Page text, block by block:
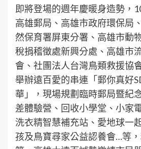
即將登場的週年慶暖身造勢，
高雄郵局、高雄市政府環保局
然保育署屏東分署、高雄市動
稅捐稽徵處新興分處、高雄市
會、社團法人台灣鳥類救援協
舉辦遠百愛的串連「郵你真好
華」，現場規劃臨時郵局暨紀
差體驗營、回收小學堂、小家
洗衣精智慧補充站、愛地球一
孩及鳥寶尋家公益認養會…等